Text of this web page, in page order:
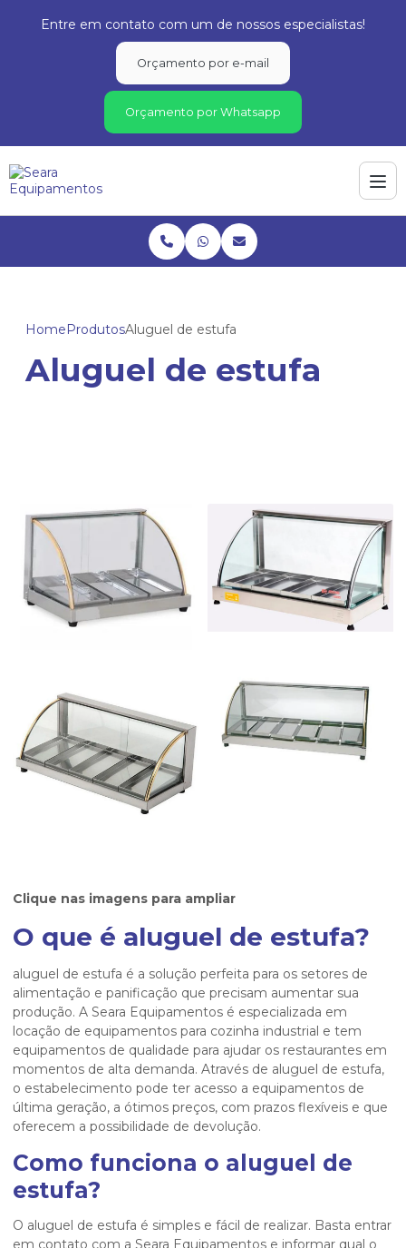
Entre em contato com um de nossos especialistas!
Orçamento por e-mail
Orçamento por Whatsapp
HomeProdutosAluguel de estufa
Aluguel de estufa
Clique nas imagens para ampliar
O que é aluguel de estufa?
aluguel de estufa é a solução perfeita para os setores de
alimentação e panificação que precisam aumentar sua
produção. A Seara Equipamentos é especializada em
locação de equipamentos para cozinha industrial e tem
equipamentos de qualidade para ajudar os restaurantes em
momentos de alta demanda. Através de aluguel de estufa,
o estabelecimento pode ter acesso a equipamentos de
última geração, a ótimos preços, com prazos flexíveis e que
oferecem a possibilidade de devolução.
Como funciona o aluguel de
estufa?
O aluguel de estufa é simples e fácil de realizar. Basta entrar
em contato com a Seara Equipamentos e informar qual o